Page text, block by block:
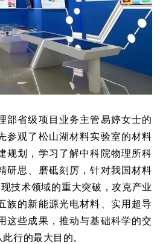
部省级项目业务主管易婷女士的
参观了松山湖材料实验室的材料
规划，学习了解中科院物理所科
研思、磨砥刻厉，针对我国材料
技术领域的重大突破，攻克产业
族的新能源光电材料、实用超导
这些成果，推动与基础科学的交
行的最大目的。